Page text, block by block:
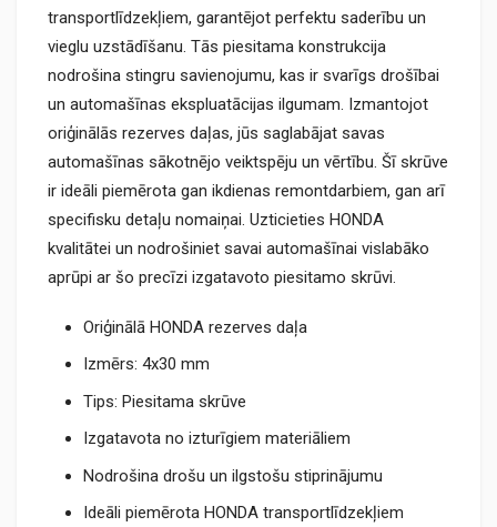
transportlīdzekļiem, garantējot perfektu saderību un
vieglu uzstādīšanu. Tās piesitama konstrukcija
nodrošina stingru savienojumu, kas ir svarīgs drošībai
un automašīnas ekspluatācijas ilgumam. Izmantojot
oriģinālās rezerves daļas, jūs saglabājat savas
automašīnas sākotnējo veiktspēju un vērtību. Šī skrūve
ir ideāli piemērota gan ikdienas remontdarbiem, gan arī
specifisku detaļu nomaiņai. Uzticieties HONDA
kvalitātei un nodrošiniet savai automašīnai vislabāko
aprūpi ar šo precīzi izgatavoto piesitamo skrūvi.
Oriģinālā HONDA rezerves daļa
Izmērs: 4x30 mm
Tips: Piesitama skrūve
Izgatavota no izturīgiem materiāliem
Nodrošina drošu un ilgstošu stiprinājumu
Ideāli piemērota HONDA transportlīdzekļiem